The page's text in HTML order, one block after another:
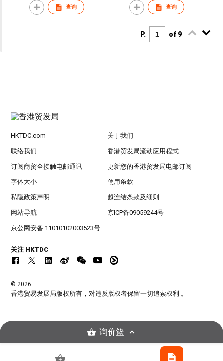
查询 查询
P. of 9
HKTDC.com 关于我们
联络我们 香港贸发局流动应用程式
订阅商贸全接触电邮通讯 更新您的香港贸发局电邮订阅
字体大小 使用条款
私隐政策声明 超连结条款及细则
网站导航 京ICP备09059244号
京公网安备 11010102003523号
关注 HKTDC
© 2026
香港贸易发展局版权所有，对违反版权者保留一切追索权利 。
询价篮